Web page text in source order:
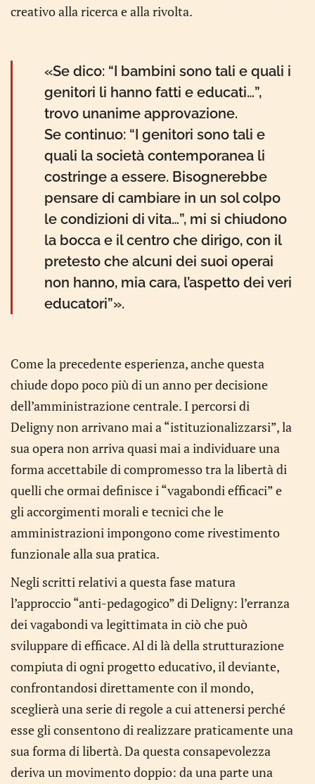
creativo alla ricerca e alla rivolta.
«Se dico: “I bambini sono tali e quali i
genitori li hanno fatti e educati…”,
trovo unanime approvazione.
Se continuo: “I genitori sono tali e
quali la società contemporanea li
costringe a essere. Bisognerebbe
pensare di cambiare in un sol colpo
le condizioni di vita…”, mi si chiudono
la bocca e il centro che dirigo, con il
pretesto che alcuni dei suoi operai
non hanno, mia cara, l’aspetto dei veri
educatori”».
Come la precedente esperienza, anche questa
chiude dopo poco più di un anno per decisione
dell’amministrazione centrale. I percorsi di
Deligny non arrivano mai a “istituzionalizzarsi”, la
sua opera non arriva quasi mai a individuare una
forma accettabile di compromesso tra la libertà di
quelli che ormai definisce i “vagabondi efficaci” e
gli accorgimenti morali e tecnici che le
amministrazioni impongono come rivestimento
funzionale alla sua pratica.
Negli scritti relativi a questa fase matura
l’approccio “anti-pedagogico” di Deligny: l’erranza
dei vagabondi va legittimata in ciò che può
sviluppare di efficace. Al di là della strutturazione
compiuta di ogni progetto educativo, il deviante,
confrontandosi direttamente con il mondo,
sceglierà una serie di regole a cui attenersi perché
esse gli consentono di realizzare praticamente una
sua forma di libertà. Da questa consapevolezza
deriva un movimento doppio: da una parte una